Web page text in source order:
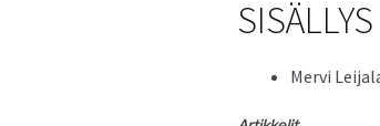
SISÄLLYS
Mervi